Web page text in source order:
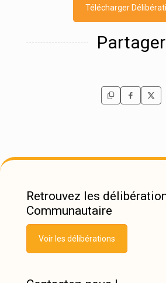
Télécharger
Partager
Retrouvez les
Communautaire
Voir les délibérations